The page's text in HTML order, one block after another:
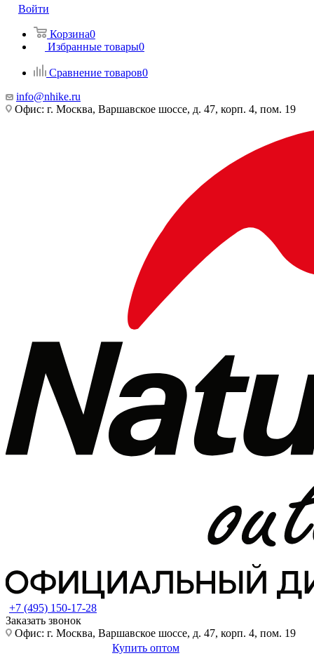
Войти
Корзина0
Избранные товары0
Сравнение товаров0
info@nhike.ru
Офис: г. Москва, Варшавское шоссе, д. 47, корп. 4, пом. 19
+7 (495) 150-17-28
Заказать звонок
Офис: г. Москва, Варшавское шоссе, д. 47, корп. 4, пом. 19
Купить оптом